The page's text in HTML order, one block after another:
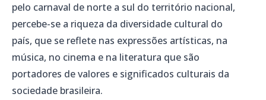
pelo carnaval de norte a sul do território nacional,
percebe-se a riqueza da diversidade cultural do
país, que se reflete nas expressões artísticas, na
música, no cinema e na literatura que são
portadores de valores e significados culturais da
sociedade brasileira.